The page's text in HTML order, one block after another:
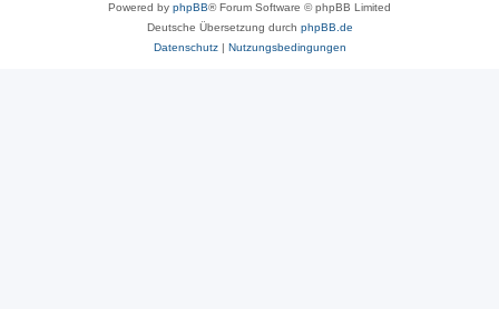
Powered by phpBB® Forum Software © phpBB Limited
Deutsche Übersetzung durch phpBB.de
Datenschutz| Nutzungsbedingungen